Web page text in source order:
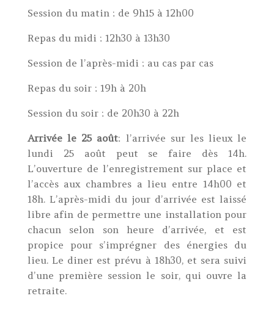
Session du matin : de 9h15 à 12h00
Repas du midi : 12h30 à 13h30
Session de l’après-midi : au cas par cas
Repas du soir : 19h à 20h
Session du soir : de 20h30 à 22h
Arrivée le 25 août: l’arrivée sur les lieux le
lundi 25 août peut se faire dès 14h.
L’ouverture de l’enregistrement sur place et
l’accès aux chambres a lieu entre 14h00 et
18h. L’après-midi du jour d’arrivée est laissé
libre afin de permettre une installation pour
chacun selon son heure d’arrivée, et est
propice pour s’imprégner des énergies du
lieu. Le diner est prévu à 18h30, et sera suivi
d’une première session le soir, qui ouvre la
retraite.